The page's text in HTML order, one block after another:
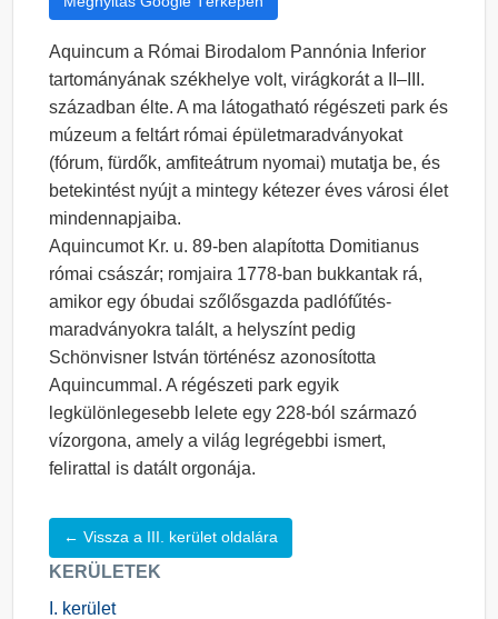
Aquincum a Római Birodalom Pannónia Inferior
tartományának székhelye volt, virágkorát a II–III.
században élte. A ma látogatható régészeti park és
múzeum a feltárt római épületmaradványokat
(fórum, fürdők, amfiteátrum nyomai) mutatja be, és
betekintést nyújt a mintegy kétezer éves városi élet
mindennapjaiba.
Aquincumot Kr. u. 89-ben alapította Domitianus
római császár; romjaira 1778-ban bukkantak rá,
amikor egy óbudai szőlősgazda padlófűtés-
maradványokra talált, a helyszínt pedig
Schönvisner István történész azonosította
Aquincummal. A régészeti park egyik
legkülönlegesebb lelete egy 228-ból származó
vízorgona, amely a világ legrégebbi ismert,
felirattal is datált orgonája.
← Vissza a III. kerület oldalára
KERÜLETEK
I. kerület